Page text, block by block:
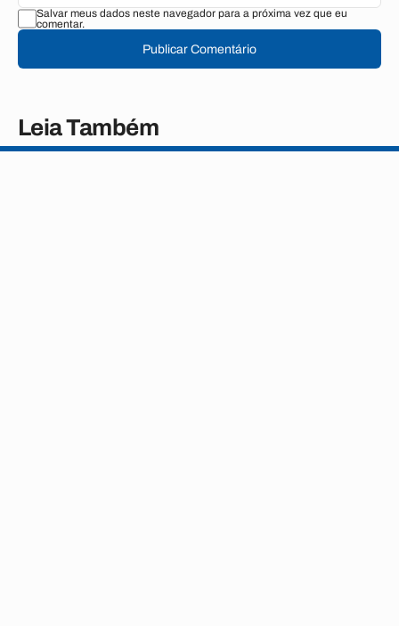
Salvar meus dados neste navegador para a próxima vez que eu
comentar.
Publicar Comentário
Leia Também